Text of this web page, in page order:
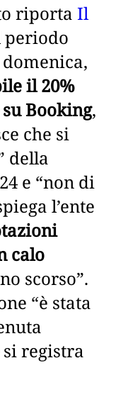
riporta Il
periodo
il 20%
Booking,
che si
della
e “non di
l’ente
calo
scorso”.
“è stata
registra